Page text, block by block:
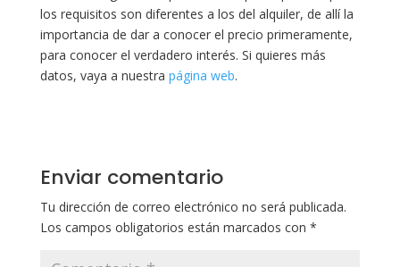
los requisitos son diferentes a los del alquiler, de allí la
importancia de dar a conocer el precio primeramente,
para conocer el verdadero interés. Si quieres más
datos, vaya a nuestra página web.
Enviar comentario
Tu dirección de correo electrónico no será publicada.
Los campos obligatorios están marcados con *